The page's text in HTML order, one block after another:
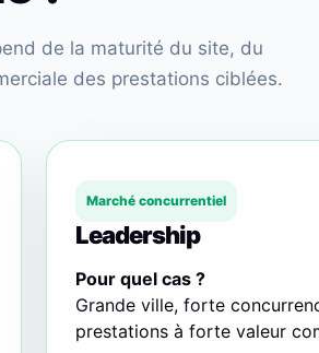
de la maturité du site, du
des prestations ciblées.
Marché concurrentiel
Leadership
Pour quel cas ?
Grande ville, forte
prestations à forte valeur